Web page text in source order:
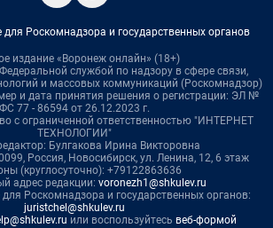
Роскомнадзора и государственных органов
издание «Воронеж онлайн» (18+)
службой по надзору в сфере связи,
и массовых коммуникаций (Роскомнадзор)
и дата принятия решения о регистрации: ЭЛ №
ФС 77 - 86594 от 26.12.2023 г.
с ограниченной ответственностью "ИНТЕРНЕТ
ТЕХНОЛОГИИ"
Булгакова Ирина Викторовна
Россия, Новосибирск, ул. Ленина, 12, 6 этаж
(круглосуточно): +79122863636
адрес редакции: voronezh1@shkulev.ru
Роскомнадзора и государственных органов:
juristchel@shkulev.ru
или воспользуйтесь веб-формой